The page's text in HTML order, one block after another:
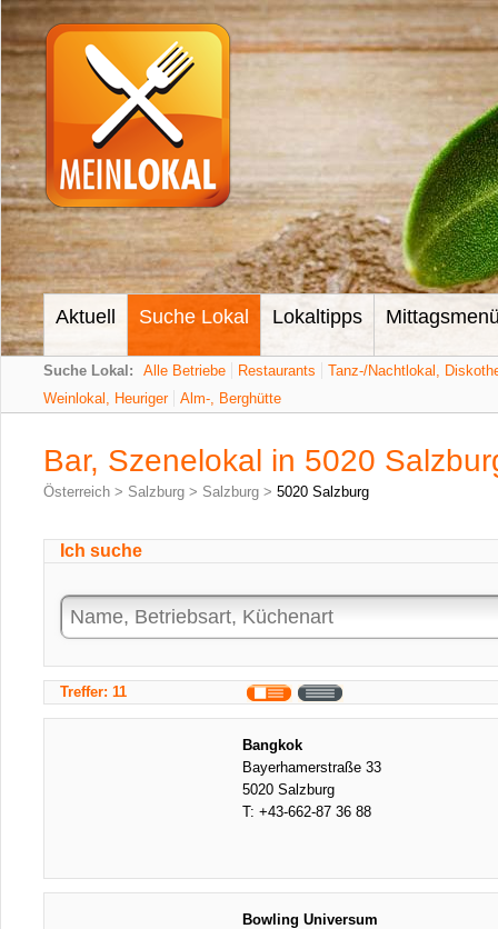
Aktuell Suche Lokal Lokaltipps
Suche Lokal: Alle Betriebe Restaurants
Tanz-/Nachtlokal,
Weinlokal, Heuriger
Alm-, Berghütte
Bar, Szenelokal in 5020
Österreich > Salzburg > Salzburg > 5020 Salzburg
Ich suche
Treffer: 11
Bangkok
Bayerhamerstraße 33
5020 Salzburg
T: +43-662-87 36 88
Bowling Universum